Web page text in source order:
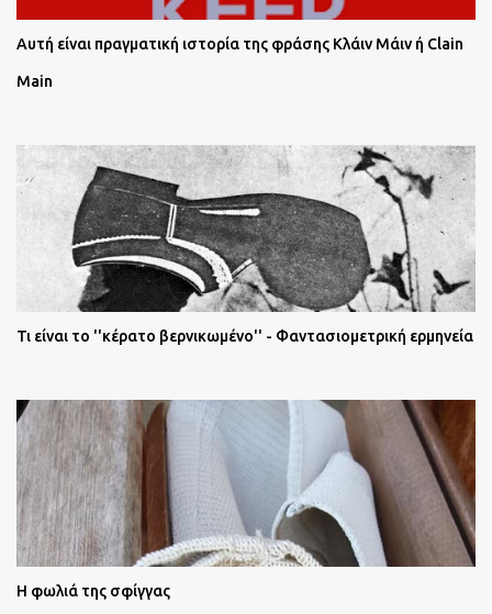
Αυτή είναι πραγματική ιστορία της φράσης Κλάιν Μάιν ή Clain
Main
Τι είναι το ''κέρατο βερνικωμένο'' - Φαντασιομετρική ερμηνεία
Η φωλιά της σφίγγας